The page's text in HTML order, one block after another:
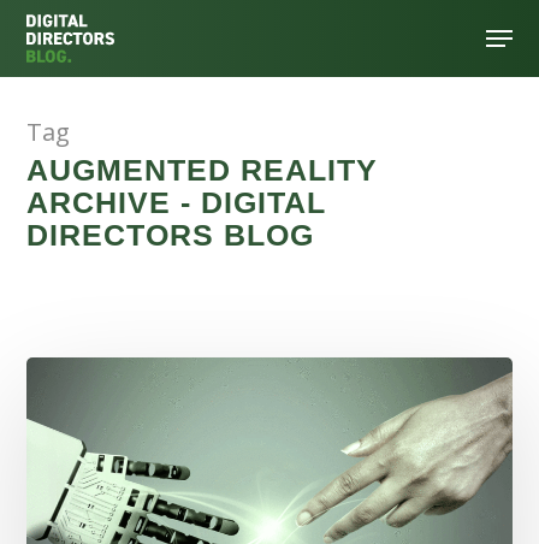
Hit enter to search or ESC to close
Tag
AUGMENTED REALITY
ARCHIVE - DIGITAL
DIRECTORS BLOG